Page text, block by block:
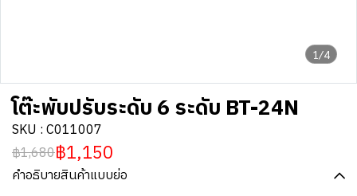
1/4
โต๊ะพับปรับระดับ 6 ระดับ BT-24N
SKU : C011007
฿1,680฿1,150
คำอธิบายสินค้าแบบย่อ